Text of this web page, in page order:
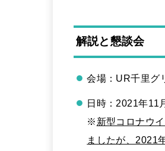
解説と懇談会
会場：UR千里グ
日時：2021年11
※ 新型コロナウ
ましたが、2021